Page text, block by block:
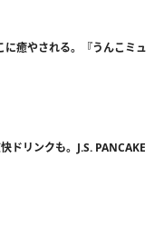
に癒やされる。『うんこミュ
ドリンクも。J.S. PANCAKE